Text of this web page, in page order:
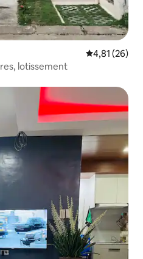
Évaluation
4,81 (26)
lotissement